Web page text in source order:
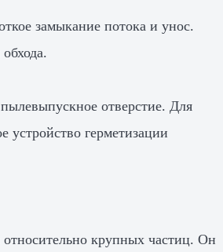
замыкание потока и унос.
отверстие. Для
устройство герметизации
крупных частиц. Он